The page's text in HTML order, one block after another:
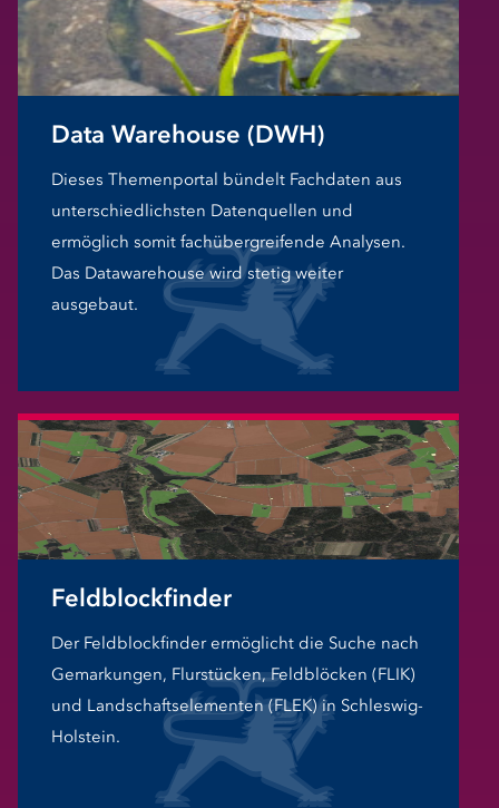
Data Warehouse (DWH)
Dieses Themenportal bündelt Fachdaten aus
unterschiedlichsten Datenquellen und
ermöglich somit fachübergreifende Analysen.
Das Datawarehouse wird stetig weiter
ausgebaut.
Feldblockfinder
Der Feldblockfinder ermöglicht die Suche nach
Gemarkungen, Flurstücken, Feldblöcken (FLIK)
und Landschaftselementen (FLEK) in Schleswig-
Holstein.